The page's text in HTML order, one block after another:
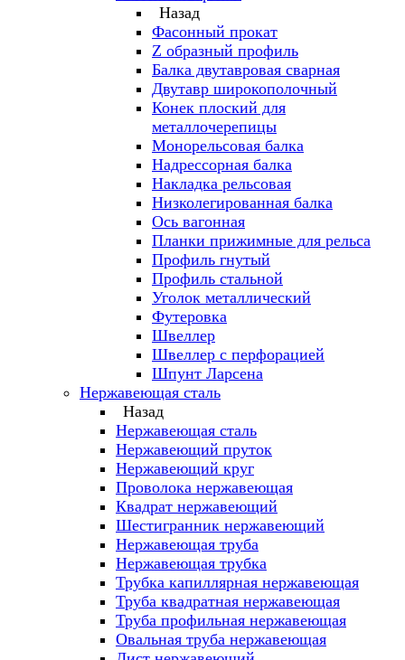
Назад
Фасонный прокат
Z образный профиль
Балка двутавровая сварная
Двутавр широкополочный
Конек плоский для
металлочерепицы
Монорельсовая балка
Надрессорная балка
Накладка рельсовая
Низколегированная балка
Ось вагонная
Планки прижимные для рельса
Профиль гнутый
Профиль стальной
Уголок металлический
Футеровка
Швеллер
Швеллер с перфорацией
Шпунт Ларсена
Нержавеющая сталь
Назад
Нержавеющая сталь
Нержавеющий пруток
Нержавеющий круг
Проволока нержавеющая
Квадрат нержавеющий
Шестигранник нержавеющий
Нержавеющая труба
Нержавеющая трубка
Трубка капиллярная нержавеющая
Труба квадратная нержавеющая
Труба профильная нержавеющая
Овальная труба нержавеющая